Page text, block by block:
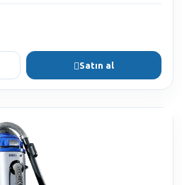
Satın al